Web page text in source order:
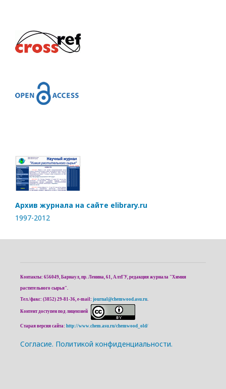
Архив журнала на сайте elibrary.ru
1997-2012
Контакты: 656049, Барнаул, пр. Ленина, 61, АлтГУ, редакция журнала "Химия
растительного сырья".
Тел./факс: (3852) 29-81-36, e-mail: journal@chemwood.asu.ru
Контент доступен под лицензией
Старая версия сайта: http://www.chem.asu.ru/chemwood_old/
Cогласие. Политикой конфиденциальности.